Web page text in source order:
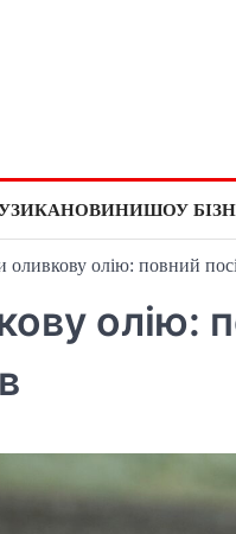
НОВИНИШОУ
оливкову олію: повний
олію: